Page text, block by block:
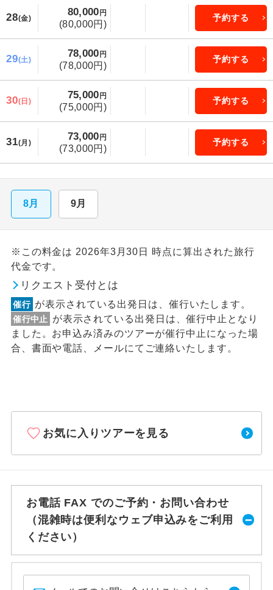
28(金)
80,000 円
(80,000円)
予約する
29(土)
78,000 円
(78,000円)
予約する
30(日)
75,000 円
(75,000円)
予約する
31(月)
73,000 円
(73,000円)
予約する
8月 9月
※この料金は 2026年3月30日 時点に算出された旅行
代金です。
リクエスト受付とは
催行 が表示されている出発日は、催行いたします。
催行中止
が表示されている出発日は、催行中止となり
ました。お申込み済みのツアーが催行中止になった場
合、書面や電話、メールにてご連絡いたします。
お気に入りツアーを見る
お電話 FAX でのご予約・お問い合わせ
（混雑時は便利なウェブ申込みをご利用
ください）